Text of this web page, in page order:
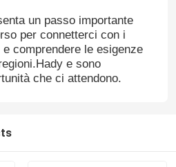
un passo importante
per connetterci con i
comprendere le esigenze
e sono
che ci attendono.